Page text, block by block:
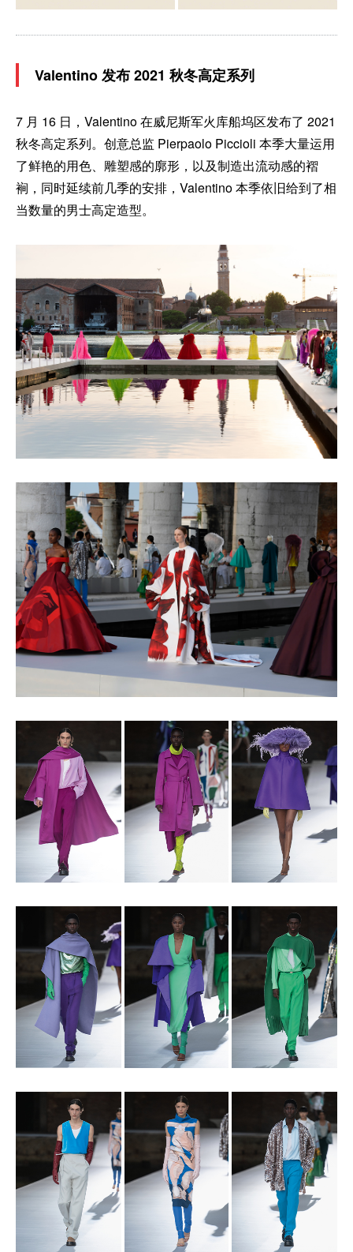
Valentino 发布 2021 秋冬高定系列
7 月 16 日，Valentino 在威尼斯军火库船坞区发布了 2021
秋冬高定系列。创意总监 Pierpaolo Piccioli 本季大量运用
了鲜艳的用色、雕塑感的廓形，以及制造出流动感的褶
裥，同时延续前几季的安排，Valentino 本季依旧给到了相
当数量的男士高定造型。